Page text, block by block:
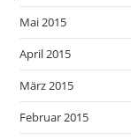
Mai 2015
April 2015
März 2015
Februar 2015